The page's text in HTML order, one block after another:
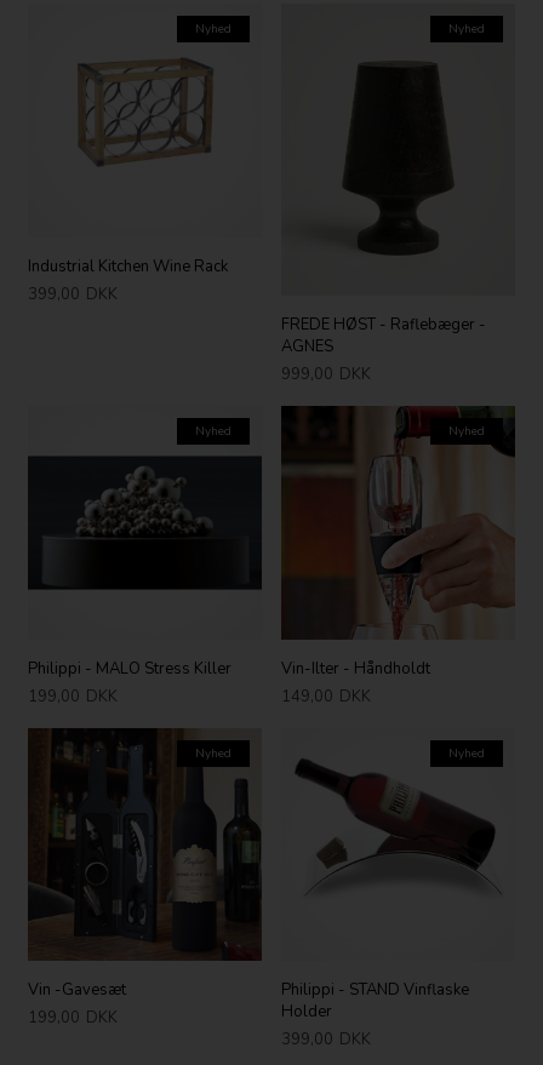
Nyhed
Industrial Kitchen Wine Rack
399,00 DKK
Nyhed
FREDE HØST - Raflebæger -
AGNES
999,00 DKK
Nyhed
Philippi - MALO Stress Killer
199,00 DKK
Nyhed
Vin-Ilter - Håndholdt
149,00 DKK
Nyhed
Vin -Gavesæt
199,00 DKK
Nyhed
Philippi - STAND Vinflaske
Holder
399,00 DKK